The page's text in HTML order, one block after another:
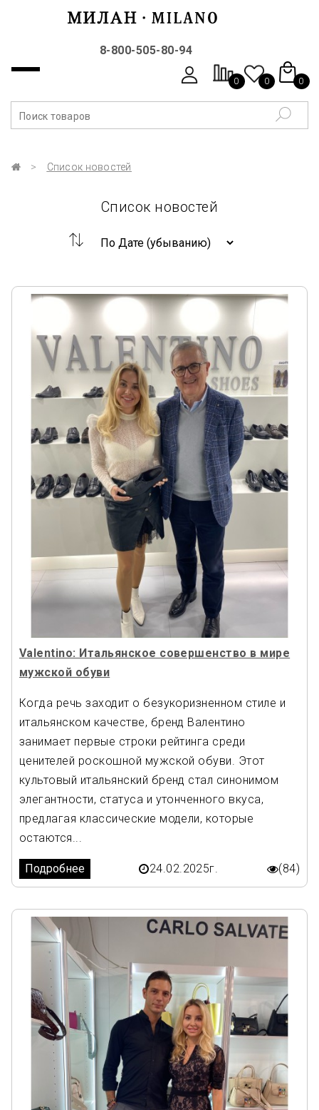
8-800-505-80-94
0 0 0
Список новостей
Список новостей
Valentino: Итальянское совершенство в мире
мужской обуви
Когда речь заходит о безукоризненном стиле и
итальянском качестве, бренд Валентино
занимает первые строки рейтинга среди
ценителей роскошной мужской обуви. Этот
культовый итальянский бренд стал синонимом
элегантности, статуса и утонченного вкуса,
предлагая классические модели, которые
остаются...
Подробнее 24.02.2025г. (84)